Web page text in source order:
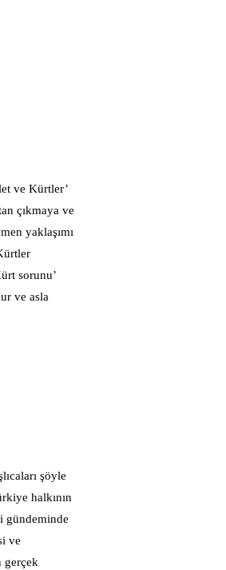
ve Kürtler’
çıkmaya ve
yaklaşımı
sorunu’
ve asla
şöyle
halkının
gündeminde
ve
gerçek